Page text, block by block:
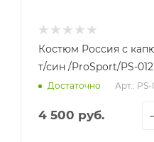
Костюм Россия с
т/син /ProSport/PS-012
Достаточно Арт.: PS-
4 500 руб.